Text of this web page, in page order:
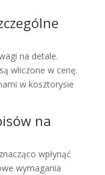
na detale.
wliczone w cenę.
w kosztorysie
na
wpłynąć
wymagania